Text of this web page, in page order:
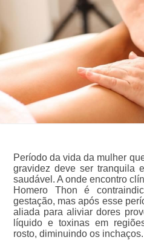
Período da vida da mulher
gravidez deve ser tranquila
saudável. A onde encontro
Homero Thon é
gestação, mas após esse
aliada para aliviar dores
líquido e toxinas em
rosto, diminuindo os inchaços.